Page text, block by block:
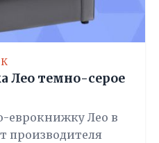
Лео темно-серое
еврокнижку Лео в
производителя